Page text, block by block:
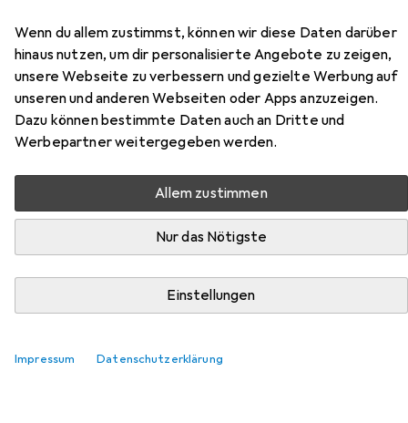
Wenn du allem zustimmst, können wir diese Daten darüber
hinaus nutzen, um dir personalisierte Angebote zu zeigen,
unsere Webseite zu verbessern und gezielte Werbung auf
unseren und anderen Webseiten oder Apps anzuzeigen.
Dazu können bestimmte Daten auch an Dritte und
Werbepartner weitergegeben werden.
Allem zustimmen
Nur das Nötigste
Einstellungen
Impressum Datenschutzerklärung
Zubehör für Hansaplast Aqua
Protect Schnelle Heilung
Hier findest du passendes Zubehör zum Produkt
Hansaplast Aqua Protect Schnelle Heilung aus der
Kategorie Wundversorgung.
Relevanz